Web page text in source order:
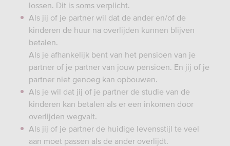
lossen. Dit is soms verplicht.
Als jij of je partner wil dat de ander en/of de
kinderen de huur na overlijden kunnen blijven
betalen.
Als je afhankelijk bent van het pensioen van je
partner of je partner van jouw pensioen. En jij of je
partner niet genoeg kan opbouwen.
Als je wil dat jij of je partner de studie van de
kinderen kan betalen als er een inkomen door
overlijden wegvalt.
Als jij of je partner de huidige levensstijl te veel
aan moet passen als de ander overlijdt.